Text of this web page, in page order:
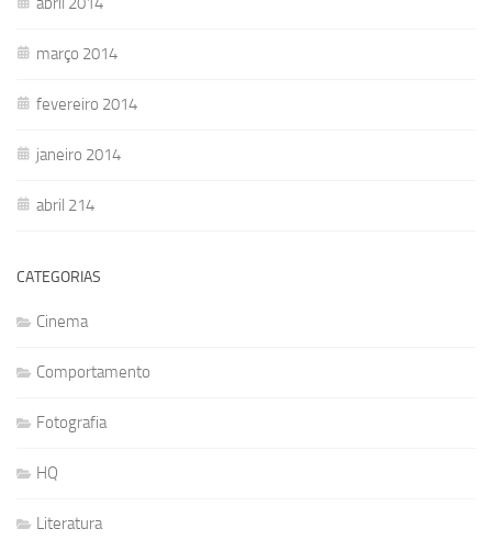
março 2014
fevereiro 2014
janeiro 2014
abril 214
CATEGORIAS
Cinema
Comportamento
Fotografia
HQ
Literatura